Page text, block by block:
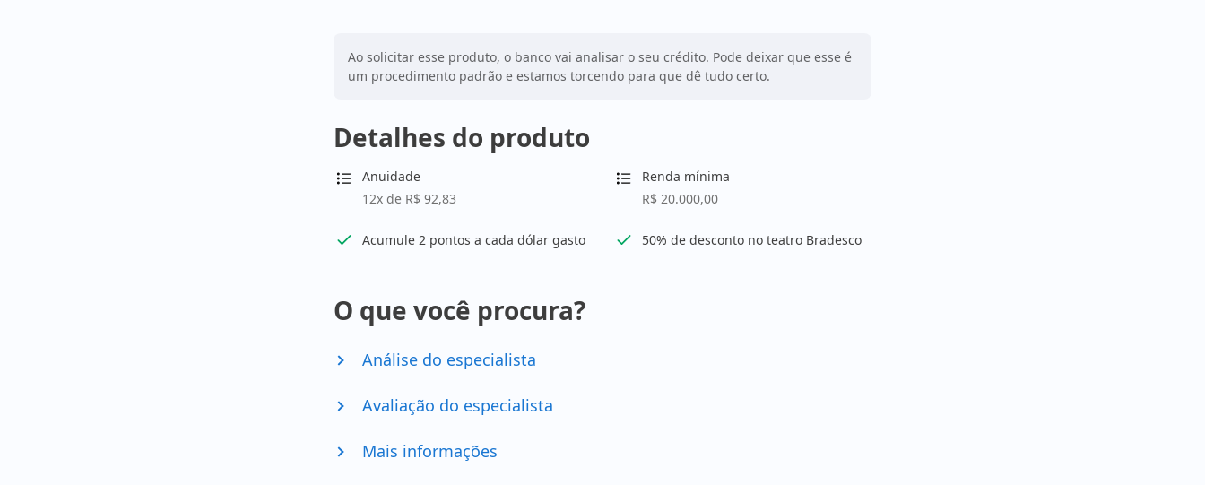
Estrelas
Ao solicitar esse produto, o banco vai analisar o seu crédito. Pode deixar que esse é
um procedimento padrão e estamos torcendo para que dê tudo certo.
Detalhes do produto
Anuidade
12x de R$ 92,83
Renda mínima
R$ 20.000,00
Acumule 2 pontos a cada dólar gasto 50% de desconto no teatro Bradesco
O que você procura?
Análise do especialista
Avaliação do especialista
Mais informações